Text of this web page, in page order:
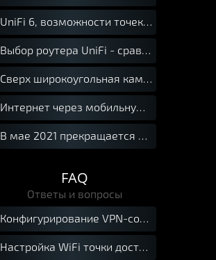
UniFi 6, возможности точек доступа нового стандарта Wi-Fi 6.
Выбор роутера UniFi - сравнение UniFi Dream Machine Pro, UniFi Dream Machine, UniFi Security Gateway Pro, UniFi Security Gateway
Сверх широкоугольная камера FishEye для UniFi Protect
Интернет через мобильную сеть с UISP-LTE
В мае 2021 прекращается поддержка iOS 12 мобильной версией UniFi Protect
FAQ
Ответы и вопросы
Конфигурирование VPN-соединения между локальными сетями с помощью USG.
Настройка WiFi точки доступа